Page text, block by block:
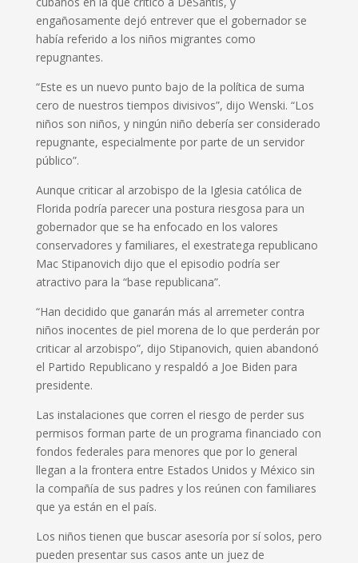
engañosamente dejó entrever que el gobernador se
había referido a los niños migrantes como
repugnantes.
“Este es un nuevo punto bajo de la política de suma
cero de nuestros tiempos divisivos”, dijo Wenski. “Los
niños son niños, y ningún niño debería ser considerado
repugnante, especialmente por parte de un servidor
público”.
Aunque criticar al arzobispo de la Iglesia católica de
Florida podría parecer una postura riesgosa para un
gobernador que se ha enfocado en los valores
conservadores y familiares, el exestratega republicano
Mac Stipanovich dijo que el episodio podría ser
atractivo para la “base republicana”.
“Han decidido que ganarán más al arremeter contra
niños inocentes de piel morena de lo que perderán por
criticar al arzobispo”, dijo Stipanovich, quien abandonó
el Partido Republicano y respaldó a Joe Biden para
presidente.
Las instalaciones que corren el riesgo de perder sus
permisos forman parte de un programa financiado con
fondos federales para menores que por lo general
llegan a la frontera entre Estados Unidos y México sin
la compañía de sus padres y los reúnen con familiares
que ya están en el país.
Los niños tienen que buscar asesoría por sí solos, pero
pueden presentar sus casos ante un juez de